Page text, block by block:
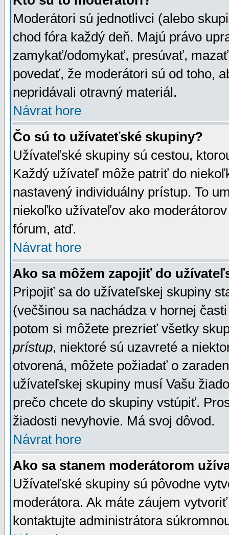
Moderátori sú jednotlivci (alebo
chod fóra každý deň. Majú právo
zamykať/odomykať, presúvať,
povedať, že moderátori sú od toho,
nepridávali otravný materiál.
Návrat hore
Čo sú to užívateťské skupiny?
Užívateľské skupiny sú cestou,
Každý užívateľ môže patriť do
nastavený individuálny prístup. To
niekoľko užívateľov ako
fórum, atď.
Návrat hore
Ako sa môžem zapojiť do
Pripojiť sa do užívateľskej skupiny
(večšinou sa nachádza v hornej
potom si môžete prezrieť všetky
prístup, niektoré sú uzavreté a
otvorená, môžete požiadať o
užívateľskej skupiny musí Vašu
prečo chcete do skupiny vstúpiť.
žiadosti nevyhovie. Má svoj dôvod.
Návrat hore
Ako sa stanem moderátorom
Užívateľské skupiny sú pôvodne
moderátora. Ak máte záujem
kontaktujte administrátora